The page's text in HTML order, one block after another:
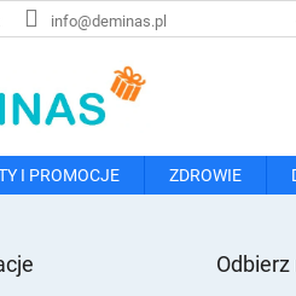
info@deminas.pl
I PROMOCJE ZDROWIE